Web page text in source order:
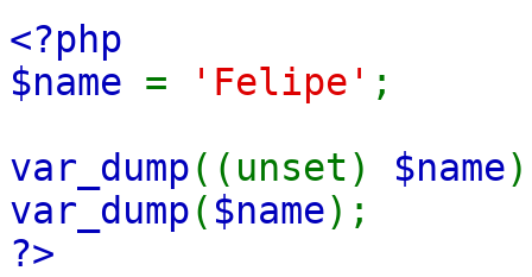
<?php
$name = 'Felipe' ;
var_dump((unset) $name
var_dump( $name);
?>